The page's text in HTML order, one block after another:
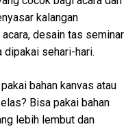
kalangan
desain tas seminar
dipakai sehari-hari.
bahan kanvas atau
Bisa pakai bahan
lebih lembut dan